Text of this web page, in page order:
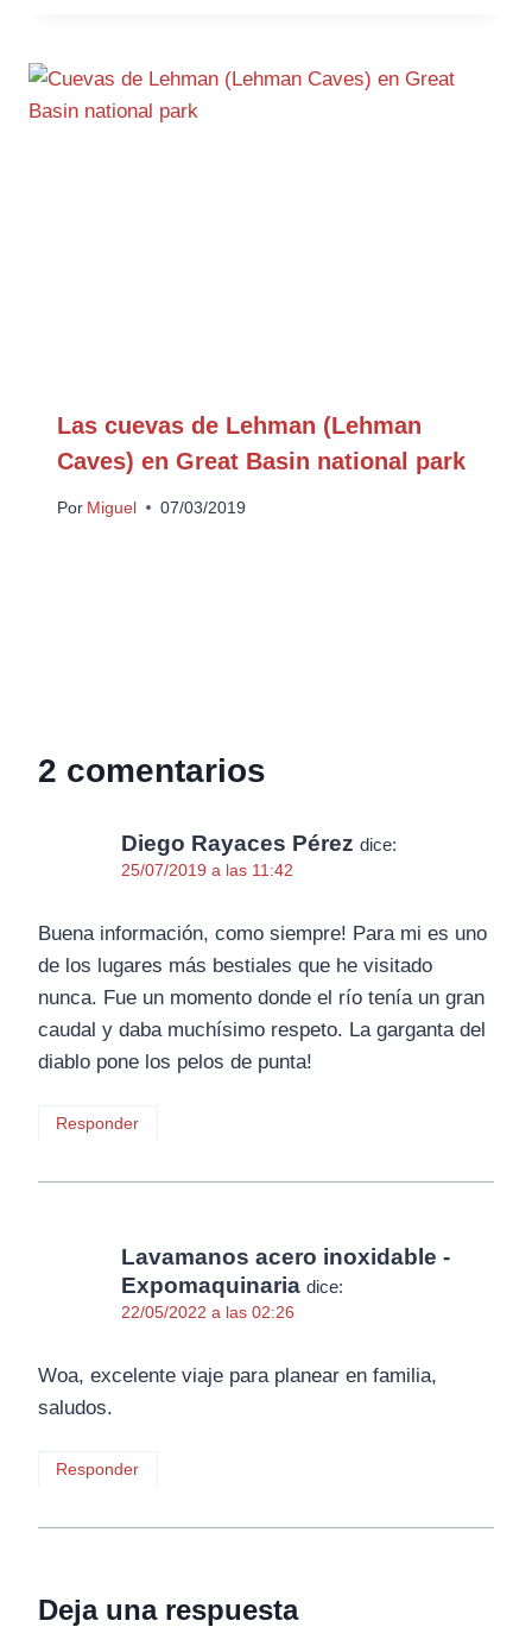
Las cuevas de Lehman (Lehman
Caves) en Great Basin national park
Por Miguel 07/03/2019
2 comentarios
Diego Rayaces Pérez dice:
25/07/2019 a las 11:42
Buena información, como siempre! Para mi es uno
de los lugares más bestiales que he visitado
nunca. Fue un momento donde el río tenía un gran
caudal y daba muchísimo respeto. La garganta del
diablo pone los pelos de punta!
Responder
Lavamanos acero inoxidable -
Expomaquinaria dice:
22/05/2022 a las 02:26
Woa, excelente viaje para planear en familia,
saludos.
Responder
Deja una respuesta